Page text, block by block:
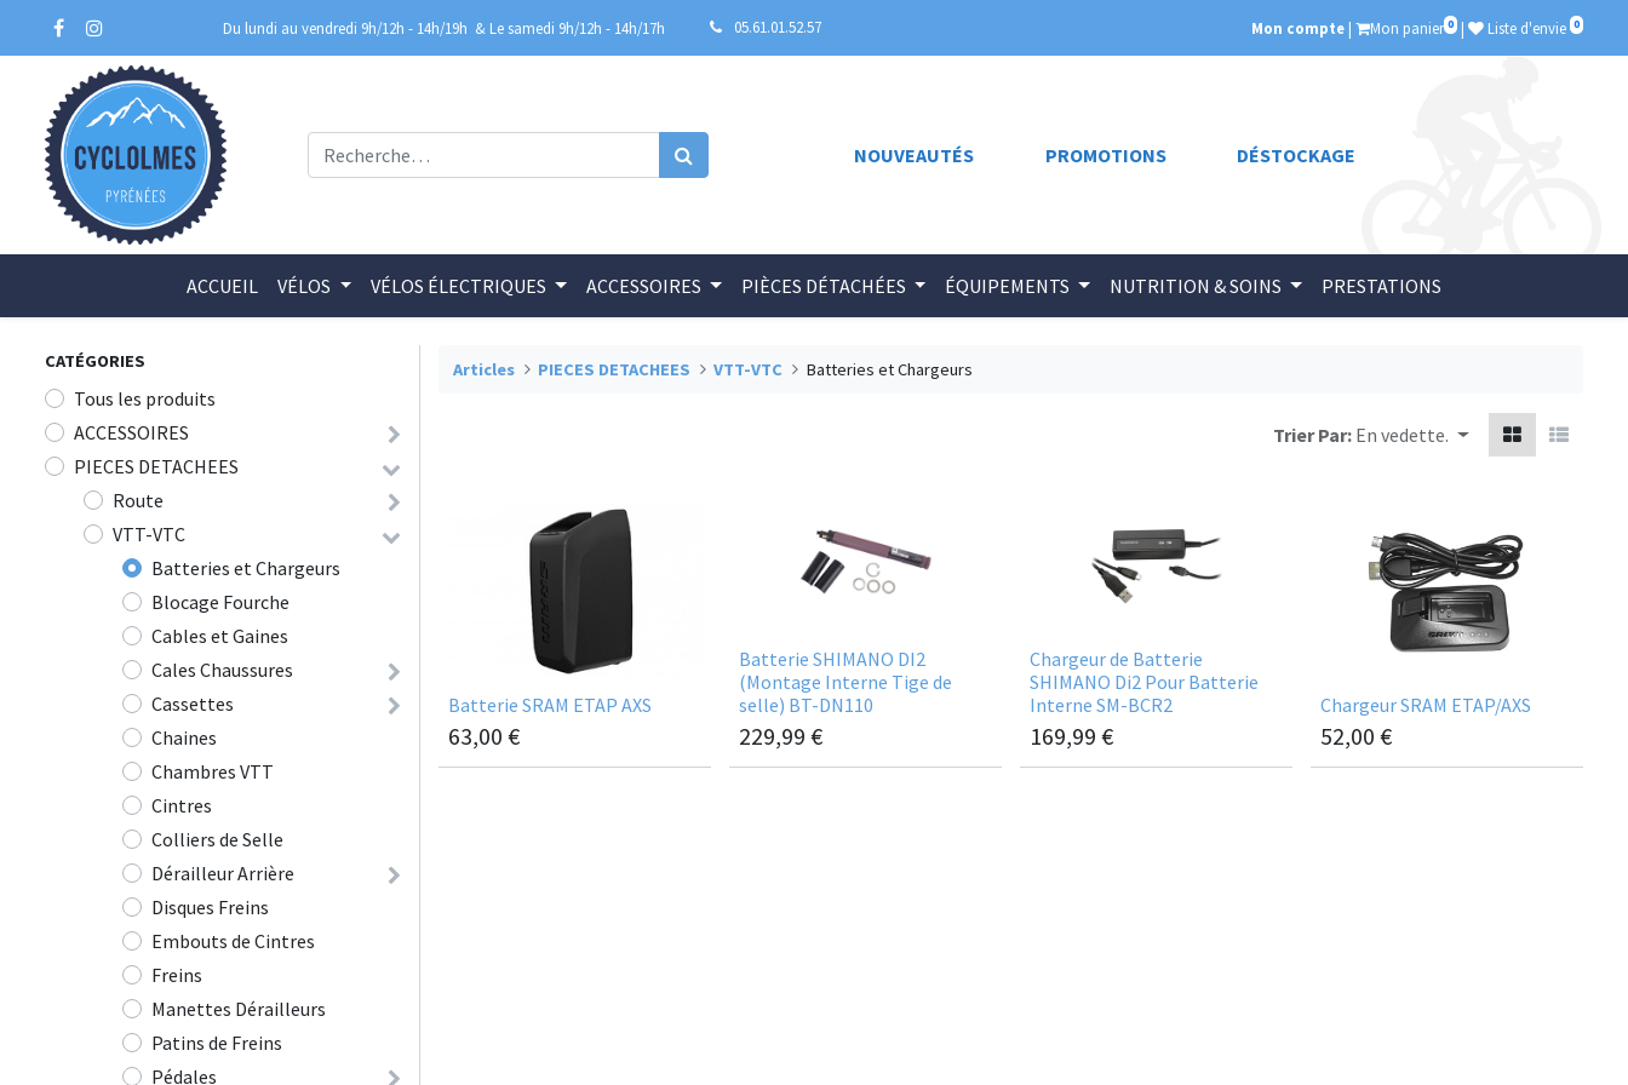
Du lundi au vendredi 9h/12h - 14h/19h & Le samedi 9h/12h - 14h/17h 05.61.01.52.57 Mon compte | Mon panier 0 | Liste d'envie 0
NOUVEAUTÉS PROMOTIONS DÉSTOCKAGE
ACCUEIL VÉLOS VÉLOS ÉLECTRIQUES ACCESSOIRES PIÈCES DÉTACHÉES ÉQUIPEMENTS NUTRITION & SOINS PRESTATIONS
CATÉGORIES
Tous les produits
ACCESSOIRES
PIECES DETACHEES
Route
VTT-VTC
Batteries et Chargeurs
Blocage Fourche
Cables et Gaines
Cales Chaussures
Cassettes
Chaines
Chambres VTT
Cintres
Colliers de Selle
Dérailleur Arrière
Disques Freins
Embouts de Cintres
Freins
Manettes Dérailleurs
Patins de Freins
Pédales
Articles PIECES DETACHEES VTT-VTC Batteries et Chargeurs
Trier Par: En vedette.
Batterie SRAM ETAP AXS
63,00 €
Batterie SHIMANO DI2
(Montage Interne Tige de
selle) BT-DN110
229,99 €
Chargeur de Batterie
SHIMANO Di2 Pour Batterie
Interne SM-BCR2
169,99 €
Chargeur SRAM ETAP/AXS
52,00 €